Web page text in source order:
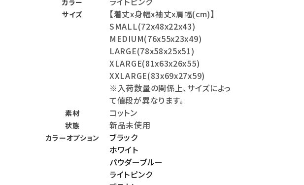
ようこそ ゲスト 様
会員登録
カラー
サイズ
【着丈x身幅x袖丈x肩幅(cm)】
SMALL(72x48x22x43)
MEDIUM(76x55x23x49)
LARGE(78x58x25x51)
XLARGE(81x63x26x55)
XXLARGE(83x69x27x59)
※入荷数量の関係上、サイズによっ
て値段が異なります。
素材 コットン
状態 新品未使用
カラーオプション
ブラック
ホワイト
パウダーブルー
ライトピンク